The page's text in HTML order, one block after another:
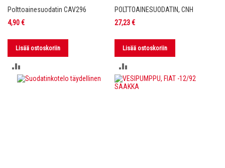
Polttoainesuodatin CAV296
4,90 €
Lisää ostoskoriin
VERTAILUUN
POLTTOAINESUODATIN, CNH
27,23 €
Lisää ostoskoriin
VERTAILUUN